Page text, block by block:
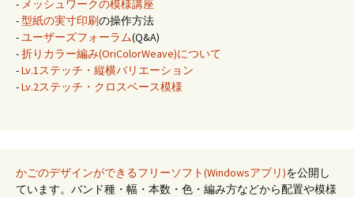
- メッシュワークの模様講座
-型紙の実寸印刷の操作方法
- ユーザーズフォーラム(Q&A)
-折りカラー編み(OriColorWeave)について
-Lv.1ステッチ・縦横バリエーション
-Lv.2ステッチ・クロスベース模様
かごのデザインができるフリーソフト(Windowsアプリ)を公開し
ています。バンド種・幅・本数・色・編み方などから配置や模様